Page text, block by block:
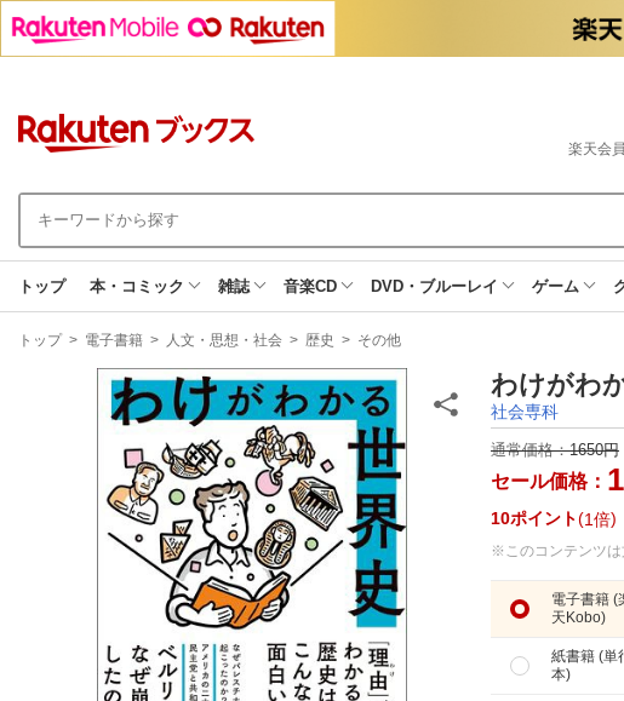
楽天会
トップ 本・コミック 雑誌 音楽CD DVD・ブルーレイ ゲーム
現
トップ > 電子書籍 > 人文・思想・社会 > 歴史 > その他
わけがわ
社会専科
通常価格：1650円
セール価格：
10ポイント 1倍
※このコンテンツは
電子書籍 (
天Kobo)
紙書籍 (単
本)